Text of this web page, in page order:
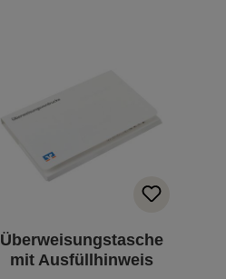
Überweisungstasche
mit Ausfüllhinweis